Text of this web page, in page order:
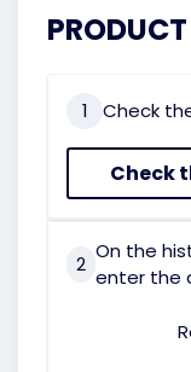
1 Check
Check
2
On the
enter the